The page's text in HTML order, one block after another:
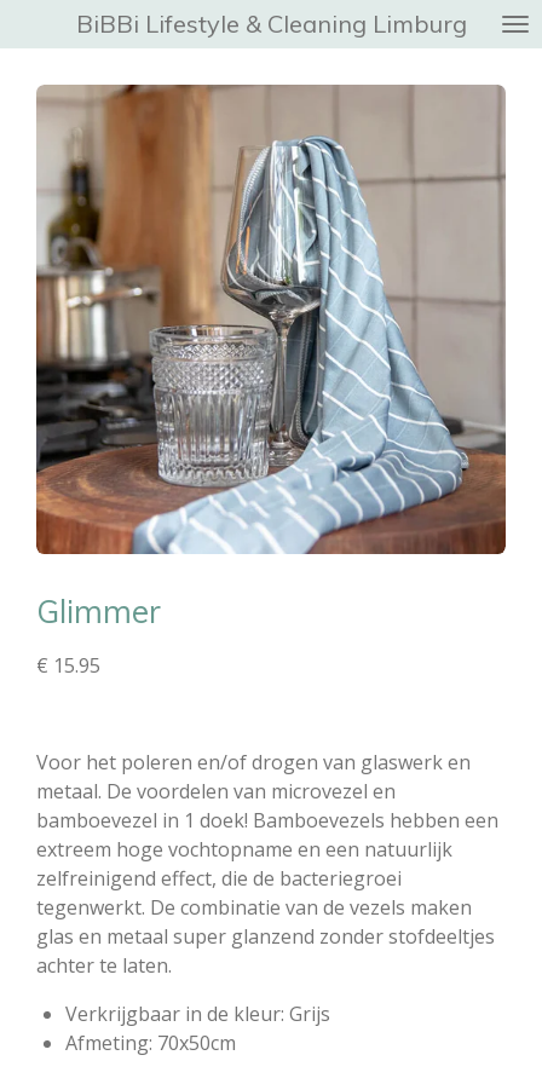
direct
naar
hoofdinhoud
BiBBi Lifestyle & Cleaning Limburg
Glimmer
€ 15.95
Voor het poleren en/of drogen van glaswerk en
metaal. De voordelen van microvezel en
bamboevezel in 1 doek! Bamboevezels hebben een
extreem hoge vochtopname en een natuurlijk
zelfreinigend effect, die de bacteriegroei
tegenwerkt. De combinatie van de vezels maken
glas en metaal super glanzend zonder stofdeeltjes
achter te laten.
Verkrijgbaar in de kleur: Grijs
Afmeting: 70x50cm